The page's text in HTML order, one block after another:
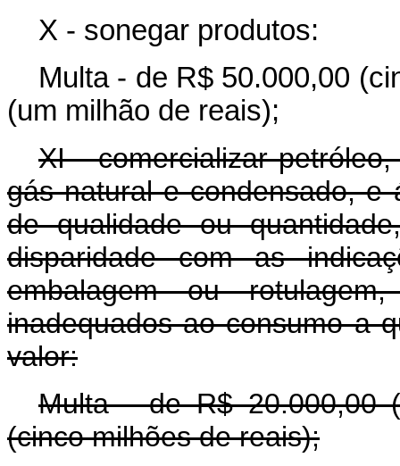
X - sonegar produtos:
Multa - de R$ 50.000,00
(um milhão de reais);
XI - comercializar
gás natural e condensado, e
de qualidade ou
disparidade com as
embalagem ou
inadequados ao consumo a
valor:
Multa - de R$ 20.000,00
(cinco milhões de reais);